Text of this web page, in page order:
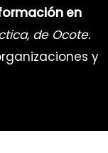
en
de Ocote.
y